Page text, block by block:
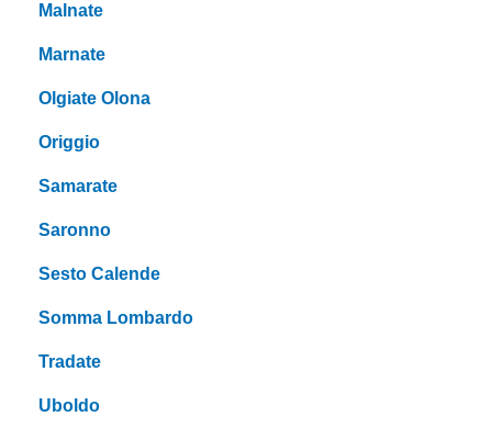
Malnate
Marnate
Olgiate Olona
Origgio
Samarate
Saronno
Sesto Calende
Somma Lombardo
Tradate
Uboldo